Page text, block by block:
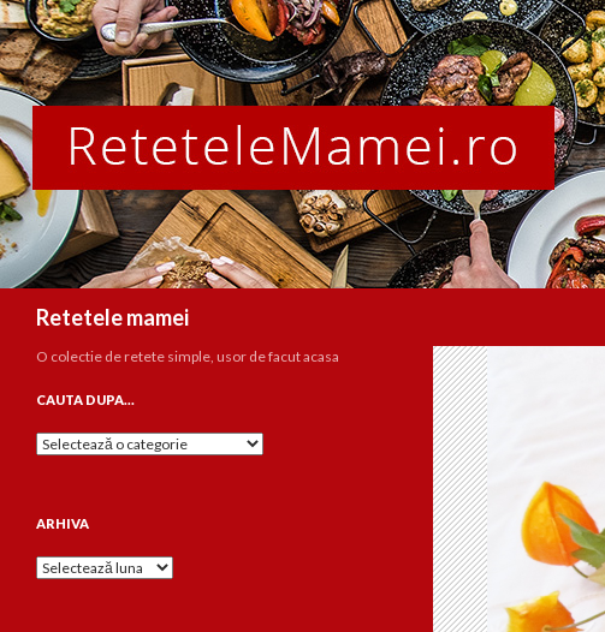
Retetele mamei
O colectie de retete simple, usor de facut acasa
CAUTA DUPA…
Cauta
ARHIVA
Arhiva